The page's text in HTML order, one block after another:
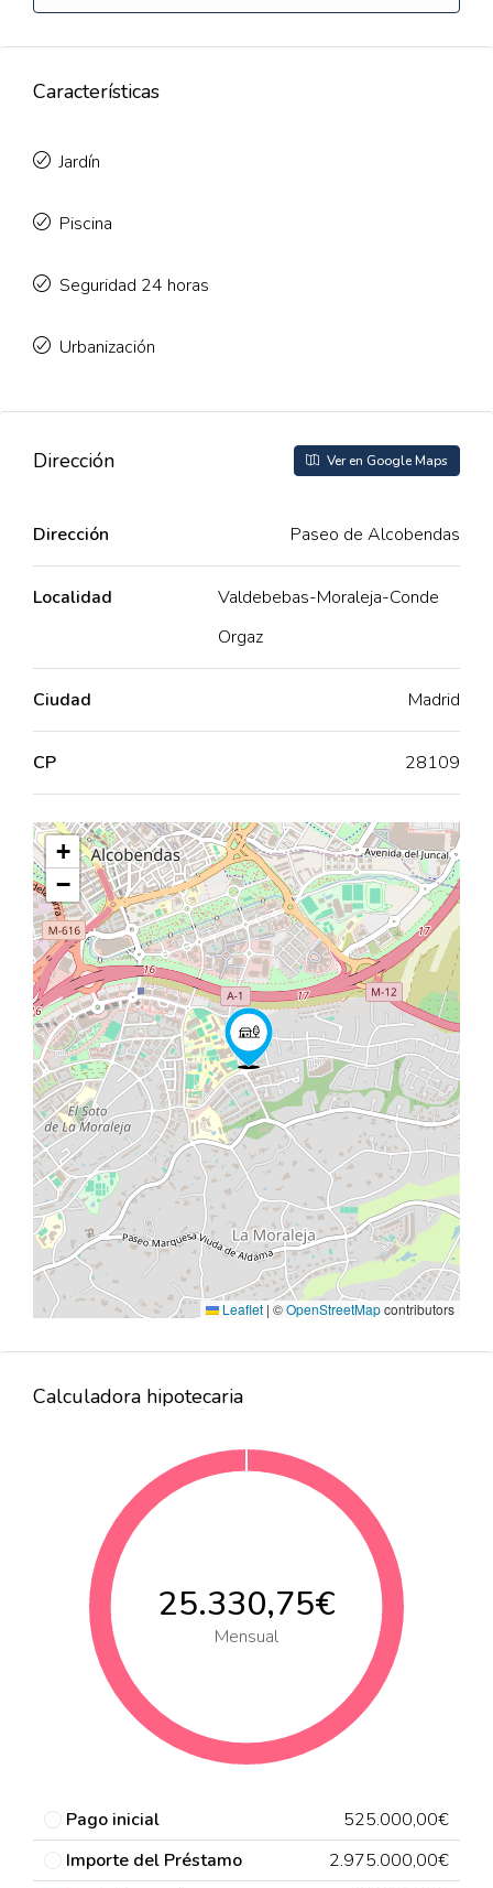
Características
Jardín
Piscina
Seguridad 24 horas
Urbanización
Dirección Ver en Google Maps
Dirección Paseo de Alcobendas
Localidad
Valdebebas-Moraleja-Conde
Orgaz
Ciudad Madrid
CP 28109
+
−
Leaflet | ©OpenStreetMapcontributors
Calculadora hipotecaria
25.330,75€
Mensual
Pago inicial
525.000,00€
Importe del Préstamo
2.975.000,00€